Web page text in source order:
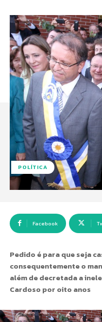
POLÍTICA
Facebook
Pedido é para que seja
consequentemente o
além de decretada a
Cardoso por oito anos